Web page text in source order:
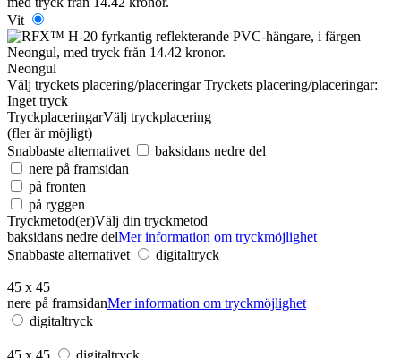
Vit
Neongul
Välj tryckets placering/placeringar Tryckets placering/placeringar:
Inget tryck
TryckplaceringarVälj tryckplacering
(fler är möjligt)
Snabbaste alternativet
baksidans nedre del
nere på framsidan
på fronten
på ryggen
Tryckmetod(er)Välj din tryckmetod
baksidans nedre delMer information om tryckmöjlighet
Snabbaste alternativet
digitaltryck
45 x 45
nere på framsidanMer information om tryckmöjlighet
digitaltryck
45 x 45 digitaltryck